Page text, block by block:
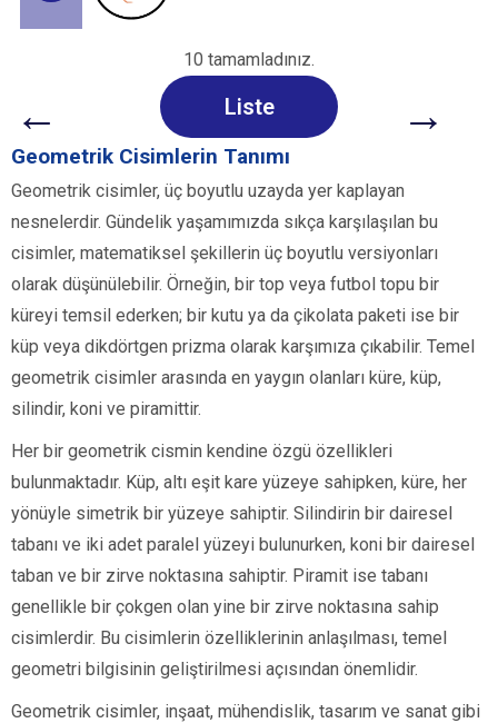
10 tamamladınız.
← Liste →
Geometrik Cisimlerin Tanımı
Geometrik cisimler, üç boyutlu uzayda yer kaplayan
nesnelerdir. Gündelik yaşamımızda sıkça karşılaşılan bu
cisimler, matematiksel şekillerin üç boyutlu versiyonları
olarak düşünülebilir. Örneğin, bir top veya futbol topu bir
küreyi temsil ederken; bir kutu ya da çikolata paketi ise bir
küp veya dikdörtgen prizma olarak karşımıza çıkabilir. Temel
geometrik cisimler arasında en yaygın olanları küre, küp,
silindir, koni ve piramittir.
Her bir geometrik cismin kendine özgü özellikleri
bulunmaktadır. Küp, altı eşit kare yüzeye sahipken, küre, her
yönüyle simetrik bir yüzeye sahiptir. Silindirin bir dairesel
tabanı ve iki adet paralel yüzeyi bulunurken, koni bir dairesel
taban ve bir zirve noktasına sahiptir. Piramit ise tabanı
genellikle bir çokgen olan yine bir zirve noktasına sahip
cisimlerdir. Bu cisimlerin özelliklerinin anlaşılması, temel
geometri bilgisinin geliştirilmesi açısından önemlidir.
Geometrik cisimler, inşaat, mühendislik, tasarım ve sanat gibi